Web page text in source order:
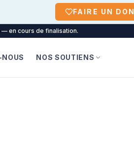
FAIRE UN DON
— en cours de finalisation.
NOS SOUTIENS